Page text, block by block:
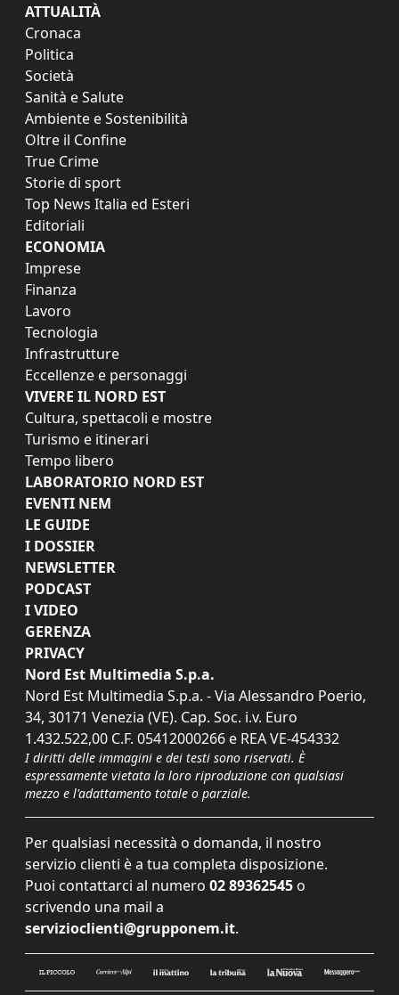
ATTUALITÀ
Cronaca
Politica
Società
Sanità e Salute
Ambiente e Sostenibilità
Oltre il Confine
True Crime
Storie di sport
Top News Italia ed Esteri
Editoriali
ECONOMIA
Imprese
Finanza
Lavoro
Tecnologia
Infrastrutture
Eccellenze e personaggi
VIVERE IL NORD EST
Cultura, spettacoli e mostre
Turismo e itinerari
Tempo libero
LABORATORIO NORD EST
EVENTI NEM
LE GUIDE
I DOSSIER
NEWSLETTER
PODCAST
I VIDEO
GERENZA
PRIVACY
Nord Est Multimedia S.p.a.
Nord Est Multimedia S.p.a. - Via Alessandro Poerio,
34, 30171 Venezia (VE). Cap. Soc. i.v. Euro
1.432.522,00 C.F. 05412000266 e REA VE-454332
I diritti delle immagini e dei testi sono riservati. È
espressamente vietata la loro riproduzione con qualsiasi
mezzo e l'adattamento totale o parziale.
Per qualsiasi necessità o domanda, il nostro
servizio clienti è a tua completa disposizione.
Puoi contattarci al numero 02 89362545 o
scrivendo una mail a
servizioclienti@grupponem.it.